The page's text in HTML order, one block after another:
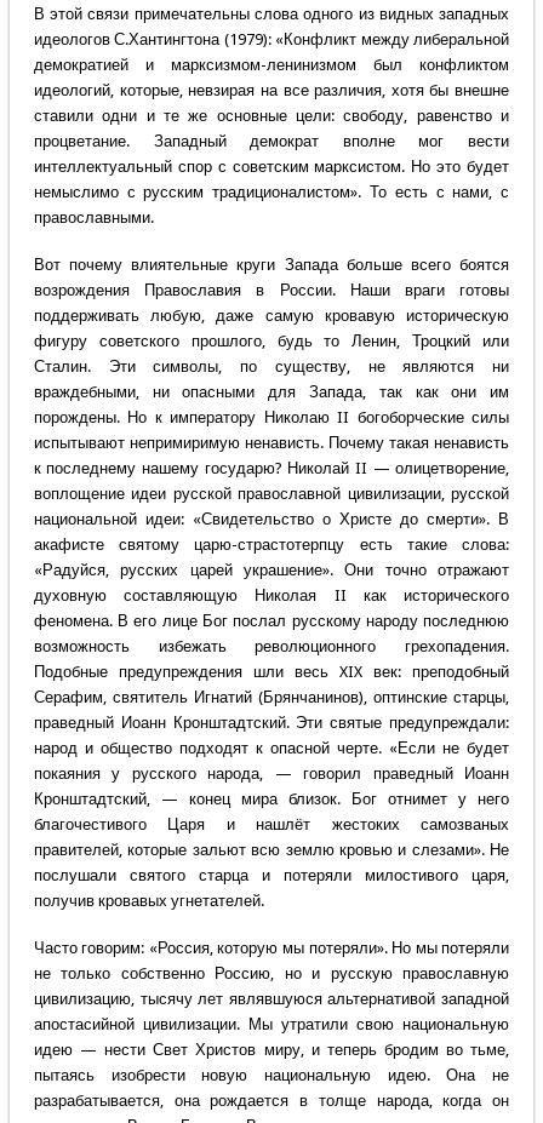
В этой связи примечательны слова одного из видных западных
идеологов С.Хантингтона (1979): «Конфликт между либеральной
демократией и марксизмом-ленинизмом был конфликтом
идеологий, которые, невзирая на все различия, хотя бы внешне
ставили одни и те же основные цели: свободу, равенство и
процветание. Западный демократ вполне мог вести
интеллектуальный спор с советским марксистом. Но это будет
немыслимо с русским традиционалистом». То есть с нами, с
православными.
Вот почему влиятельные круги Запада больше всего боятся
возрождения Православия в России. Наши враги готовы
поддерживать любую, даже самую кровавую историческую
фигуру советского прошлого, будь то Ленин, Троцкий или
Сталин. Эти символы, по существу, не являются ни
враждебными, ни опасными для Запада, так как они им
порождены. Но к императору Николаю II богоборческие силы
испытывают непримиримую ненависть. Почему такая ненависть
к последнему нашему государю? Николай II — олицетворение,
воплощение идеи русской православной цивилизации, русской
национальной идеи: «Свидетельство о Христе до смерти». В
акафисте святому царю-страстотерпцу есть такие слова:
«Радуйся, русских царей украшение». Они точно отражают
духовную составляющую Николая II как исторического
феномена. В его лице Бог послал русскому народу последнюю
возможность избежать революционного грехопадения.
Подобные предупреждения шли весь XIX век: преподобный
Серафим, святитель Игнатий (Брянчанинов), оптинские старцы,
праведный Иоанн Кронштадтский. Эти святые предупреждали:
народ и общество подходят к опасной черте. «Если не будет
покаяния у русского народа, — говорил праведный Иоанн
Кронштадтский, — конец мира близок. Бог отнимет у него
благочестивого Царя и нашлёт жестоких самозваных
правителей, которые зальют всю землю кровью и слезами». Не
послушали святого старца и потеряли милостивого царя,
получив кровавых угнетателей.
Часто говорим: «Россия, которую мы потеряли». Но мы потеряли
не только собственно Россию, но и русскую православную
цивилизацию, тысячу лет являвшуюся альтернативой западной
апостасийной цивилизации. Мы утратили свою национальную
идею — нести Свет Христов миру, и теперь бродим во тьме,
пытаясь изобрести новую национальную идею. Она не
разрабатывается, она рождается в толще народа, когда он